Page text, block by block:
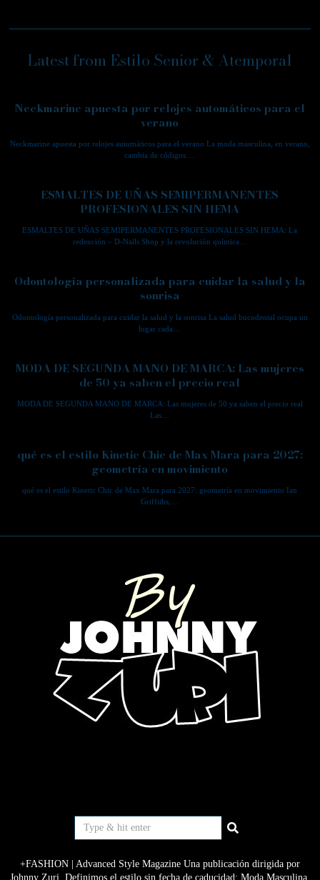
Latest from Estilo Senior & Atemporal
Neckmarine apuesta por relojes automáticos para el
verano
Neckmarine apuesta por relojes automáticos para el verano La moda masculina, en verano,
cambia de códigos.…
ESMALTES DE UÑAS SEMIPERMANENTES
PROFESIONALES SIN HEMA
ESMALTES DE UÑAS SEMIPERMANENTES PROFESIONALES SIN HEMA: La
redención – D-Nails Shop y la revolución química…
Odontología personalizada para cuidar la salud y la
sonrisa
Odontología personalizada para cuidar la salud y la sonrisa La salud bucodental ocupa un
lugar cada…
MODA DE SEGUNDA MANO DE MARCA: Las mujeres
de 50 ya saben el precio real
MODA DE SEGUNDA MANO DE MARCA: Las mujeres de 50 ya saben el precio real
Las…
qué es el estilo Kinetic Chic de Max Mara para 2027:
geometría en movimiento
qué es el estilo Kinetic Chic de Max Mara para 2027: geometría en movimiento Ian
Griffiths,…
+FASHION | Advanced Style Magazine Una publicación dirigida por
Johnny Zuri. Definimos el estilo sin fecha de caducidad: Moda Masculina,